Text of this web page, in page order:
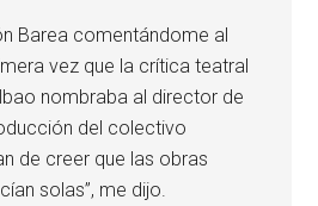
Barea comentándome al
vez que la crítica teatral
nombraba al director de
del colectivo
de creer que las obras
solas”, me dijo.